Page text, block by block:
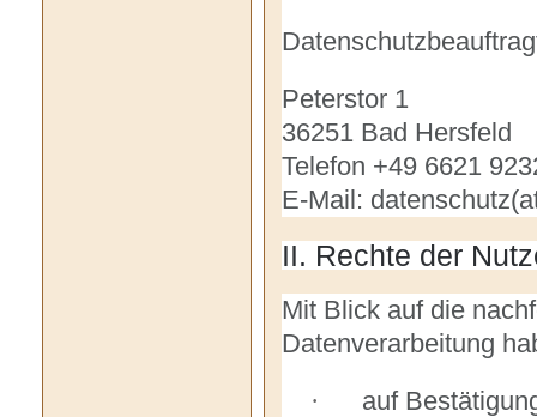
Peterstor 1
36251 Bad Hersfeld
Telefon +49 6621
E-Mail:
II. Rechte der
Mit Blick auf die
Datenverarbeitung
·
auf